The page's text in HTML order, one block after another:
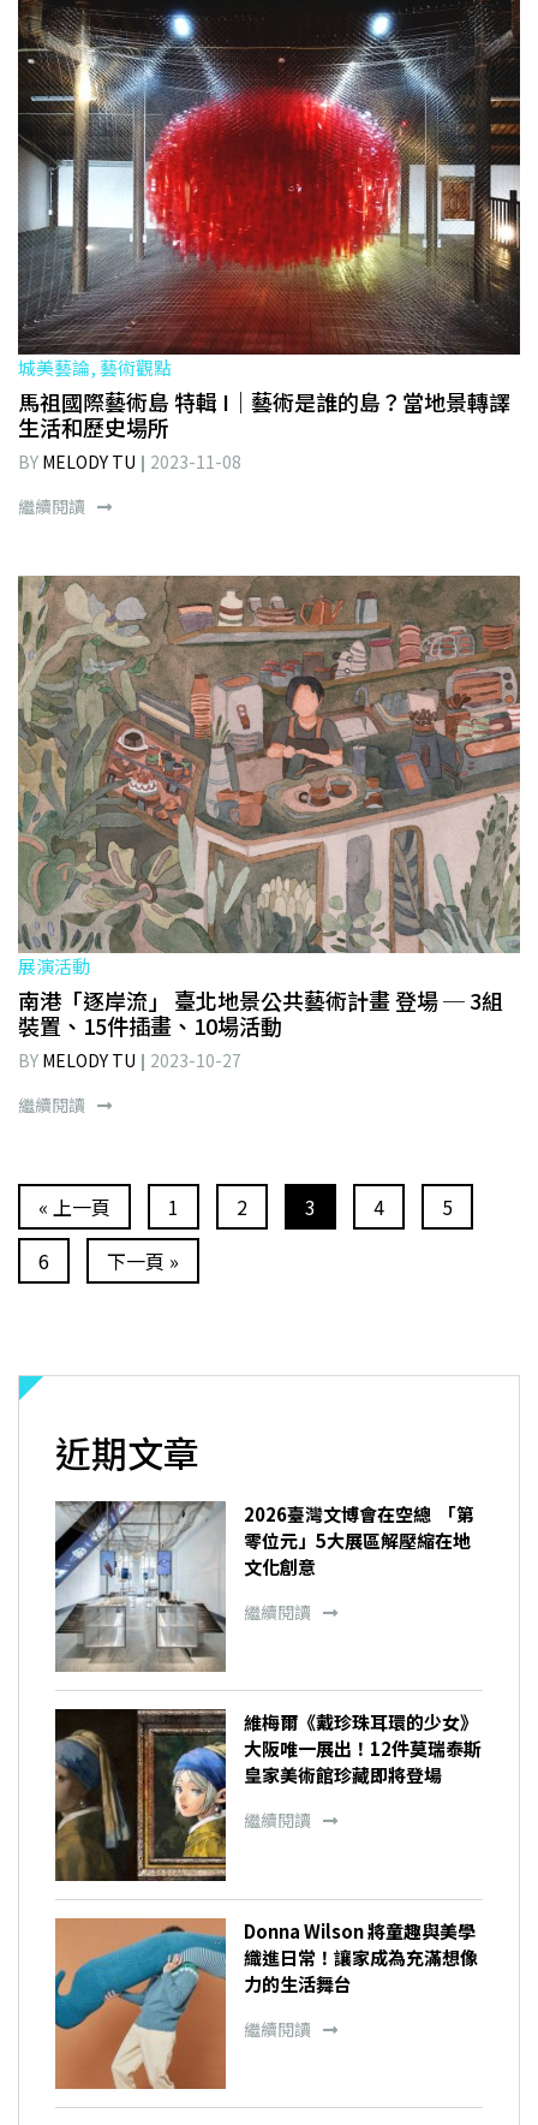
城美藝論, 藝術觀點
馬祖國際藝術島 特輯 I｜藝術是誰的島？當地景轉譯
生活和歷史場所
BY MELODY TU
2023-11-08
繼續閱讀
展演活動
南港「逐岸流」 臺北地景公共藝術計畫 登場 ─ 3組
裝置、15件插畫、10場活動
BY MELODY TU
2023-10-27
繼續閱讀
« 上一頁 1 2 3 4
5
6
下一頁 »
近期文章
2026臺灣文博會在空總 「第
零位元」5大展區解壓縮在地
文化創意
繼續閱讀
維梅爾《戴珍珠耳環的少女》
大阪唯一展出！12件莫瑞泰斯
皇家美術館珍藏即將登場
繼續閱讀
Donna Wilson 將童趣與美學
織進日常！讓家成為充滿想像
力的生活舞台
繼續閱讀